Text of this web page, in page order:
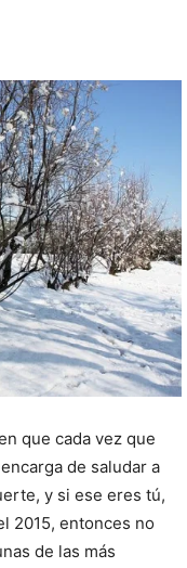
que cada vez que
de saludar a
y si ese eres tú,
2015, entonces no
de las más